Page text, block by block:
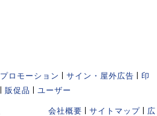
プロモーション サイン・屋外広告
印
販促品 ユーザー
会社概要 サイトマップ
広